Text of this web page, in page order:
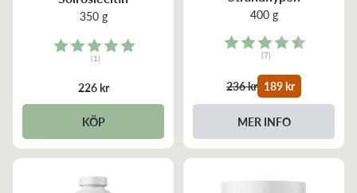
350 g
Rating:
(1)
226 kr
KÖP
400 g
Rating:
(7)
236 kr 189 kr
MER INFO